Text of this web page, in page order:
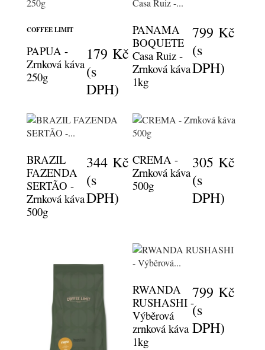
COFFEE LIMIT
PAPUA -
Zrnková káva
250g
179 Kč
(s
DPH)
PANAMA
BOQUETE
Casa Ruiz -
Zrnková káva
1kg
799 Kč
(s
DPH)
BRAZIL
FAZENDA
SERTÃO -
Zrnková káva
500g
344 Kč
(s
DPH)
CREMA -
Zrnková káva
500g
305 Kč
(s
DPH)
RWANDA
RUSHASHI -
Výběrová
zrnková káva
1kg
799 Kč
(s
DPH)